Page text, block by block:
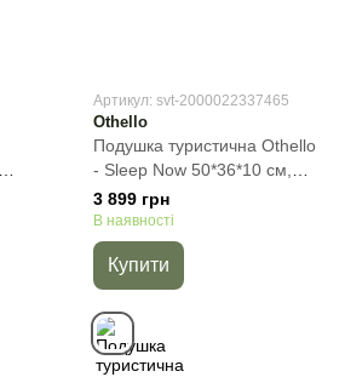
Артикул: svt-2000022337465
Othello
Подушка туристична Othello
- Sleep Now 50*36*10 см,
Сірий, 50х36х10 см, 940 г
3 899 грн
В наявності
Купити